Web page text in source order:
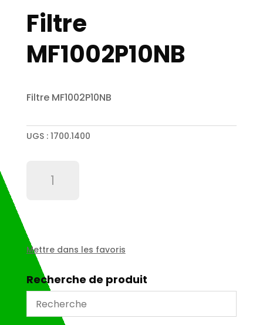
Filtre
MF1002P10NB
Filtre MF1002P10NB
UGS : 1700.1400
Mettre dans les favoris
Recherche de produit